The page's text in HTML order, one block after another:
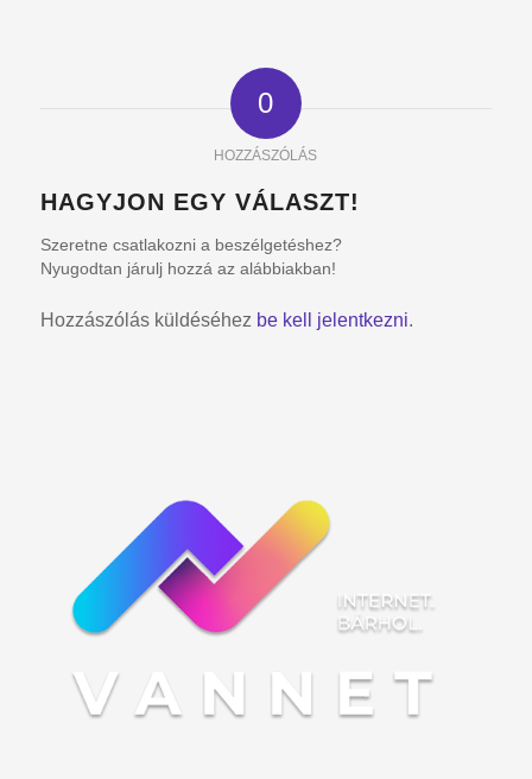
0
HOZZÁSZÓLÁS
HAGYJON EGY VÁLASZT!
Szeretne csatlakozni a beszélgetéshez?
Nyugodtan járulj hozzá az alábbiakban!
Hozzászólás küldéséhez be kell jelentkezni.